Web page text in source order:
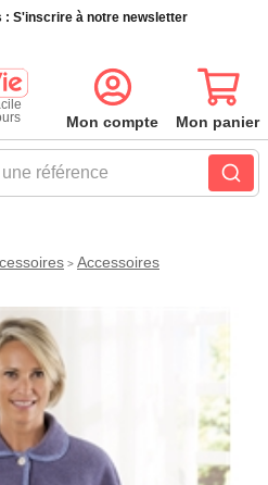
: S'inscrire à notre newsletter
référence
Mon compte Mon panier
> Accessoires